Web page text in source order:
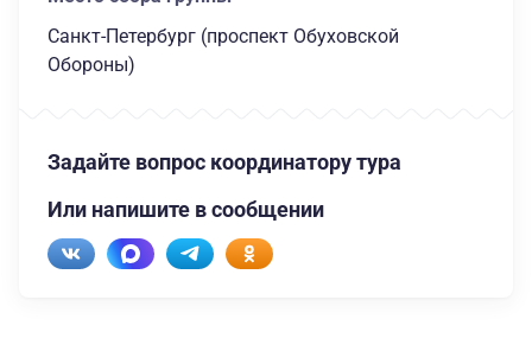
Санкт-Петербург (проспект Обуховской
Обороны)
Задайте вопрос координатору тура
Или напишите в сообщении